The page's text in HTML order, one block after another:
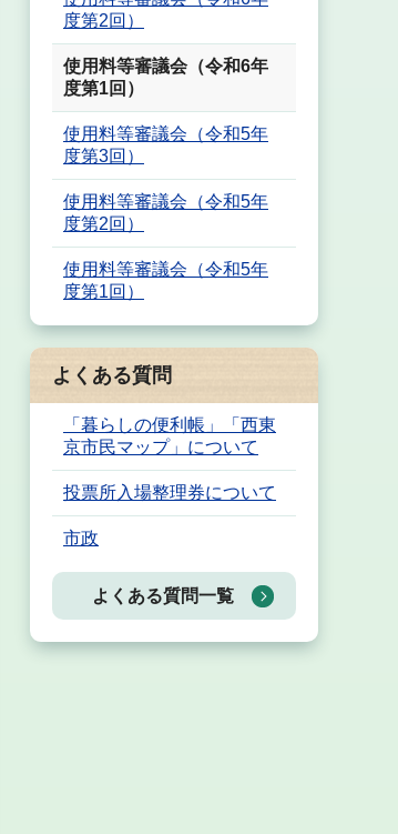
度第2回）
使用料等審議会（令和6年
度第1回）
使用料等審議会（令和5年
度第3回）
使用料等審議会（令和5年
度第2回）
使用料等審議会（令和5年
度第1回）
よくある質問
「暮らしの便利帳」「西東
京市民マップ」について
投票所入場整理券について
市政
よくある質問一覧